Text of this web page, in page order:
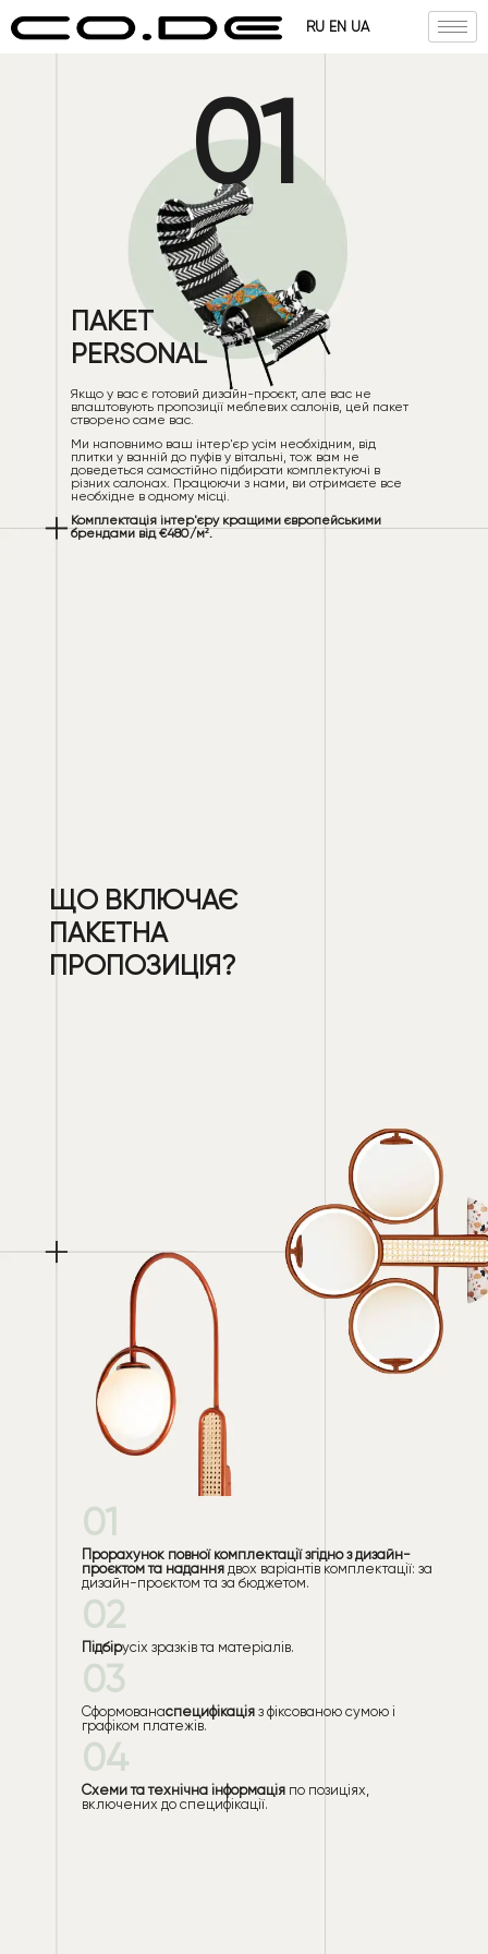
RU EN UA
01
ПАКЕТ
PERSONAL
Якщо у вас є готовий дизайн-проєкт, але вас не
влаштовують пропозиції меблевих салонів, цей пакет
створено саме вас.
Ми наповнимо ваш інтер'єр усім необхідним, від
плитки у ванній до пуфів у вітальні, тож вам не
доведеться самостійно підбирати комплектуючі в
різних салонах. Працюючи з нами, ви отримаєте все
необхідне в одному місці.
Комплектація інтер'єру кращими європейськими
брендами від €480/м².
ЩО ВКЛЮЧАЄ
ПАКЕТНА
ПРОПОЗИЦІЯ?
01
Прорахунок повної комплектації згідно з дизайн-
проєктом та надання двох варіантів комплектації: за
дизайн-проєктом та за бюджетом.
02
Підбірусіх зразків та матеріалів.
03
Сформованаспецифікація з фіксованою сумою і
графіком платежів.
04
Схеми та технічна інформація по позиціях,
включених до специфікації.